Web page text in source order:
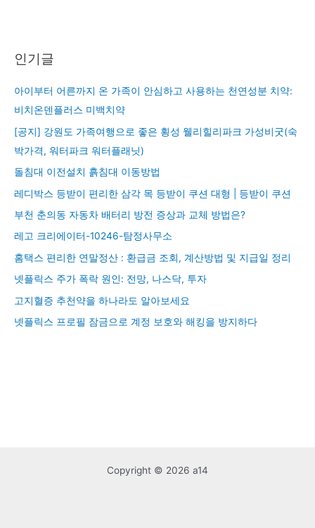
인기글
아이부터 어른까지 온 가족이 안심하고 사용하는 천연성분 치약:
비치온덴플러스 미백치약
[공지] 강원도 가족여행으로 좋은 횡성 웰리힐리파크 가성비굿(숙
박가격, 워터파크 워터플래닛)
돌침대 이전설치 흙침대 이동방법
레디박스 등받이 편리한 삼각 목 등받이 쿠션 대형 | 등받이 쿠션
부천 춘의동 자동차 배터리 방전 증상과 교체 방법은?
레고 크리에이터-10246-탐정사무소
홈택스 편리한 연말정산 : 환급금 조회, 계산방법 및 지급일 정리
넷플릭스 주가 폭락 원인: 전망, 나스닥, 투자
고지혈증 추천약을 하나라도 알아보세요
넷플릭스 프로필 잠금으로 계정 보호와 해킹을 방지하다
Copyright © 2026 a14